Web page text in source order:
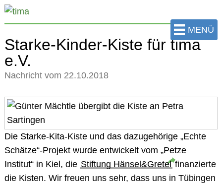
zum
Hauptinhalt
Seite
springen
MENÜ
Starke-Kinder-Kiste für tima
e.V.
Nachricht vom 22.10.2018
Die Starke-Kita-Kiste und das dazugehörige „Echte
Schätze“-Projekt wurde entwickelt vom „Petze
Institut“ in Kiel, die Stiftung Hänsel&Gretelfinanzierte
die Kisten. Wir freuen uns sehr, dass uns in Tübingen